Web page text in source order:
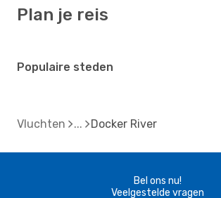
Plan je reis
Populaire steden
Vluchten Docker River
Bel ons nu!
Veelgestelde vragen